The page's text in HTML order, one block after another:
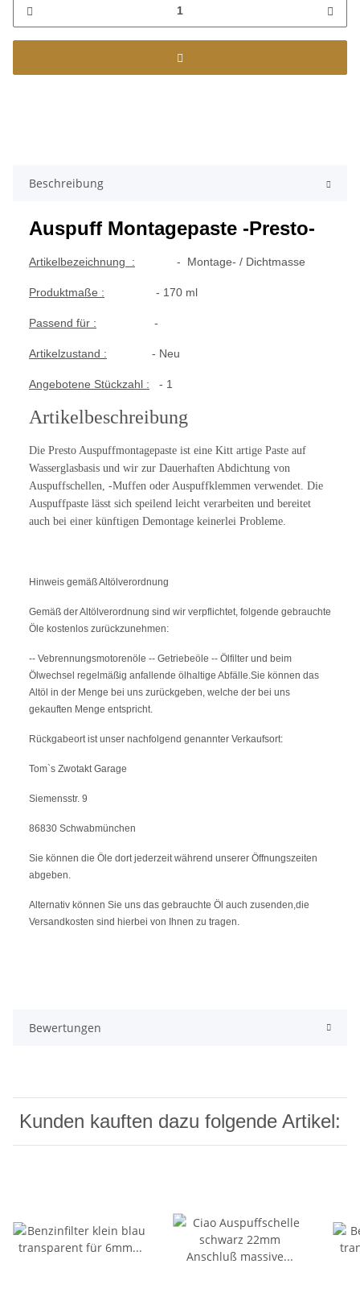
Beschreibung
Auspuff Montagepaste -Presto-
Artikelbezeichnung : - Montage- / Dichtmasse
Produktmaße : - 170 ml
Passend für : -
Artikelzustand : - Neu
Angebotene Stückzahl : - 1
Artikelbeschreibung
Die Presto Auspuffmontagepaste ist eine Kitt artige Paste auf
Wasserglasbasis und wir zur Dauerhaften Abdichtung von
Auspuffschellen, -Muffen oder Auspuffklemmen verwendet. Die
Auspuffpaste lässt sich speilend leicht verarbeiten und bereitet
auch bei einer künftigen Demontage keinerlei Probleme.
Hinweis gemäß Altölverordnung
Gemäß der Altölverordnung sind wir verpflichtet, folgende gebrauchte
Öle kostenlos zurückzunehmen:
-- Vebrennungsmotorenöle -- Getriebeöle -- Ölfilter und beim
Ölwechsel regelmäßig anfallende ölhaltige Abfälle.Sie können das
Altöl in der Menge bei uns zurückgeben, welche der bei uns
gekauften Menge entspricht.
Rückgabeort ist unser nachfolgend genannter Verkaufsort:
Tom`s Zwotakt Garage
Siemensstr. 9
86830 Schwabmünchen
Sie können die Öle dort jederzeit während unserer Öffnungszeiten
abgeben.
Alternativ können Sie uns das gebrauchte Öl auch zusenden,die
Versandkosten sind hierbei von Ihnen zu tragen.
Bewertungen
Kunden kauften dazu folgende Artikel: